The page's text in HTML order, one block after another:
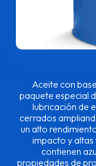
Aceite con
paquete especial
lubricación de
cerrados
un alto
impacto y
contienen
propiedades de